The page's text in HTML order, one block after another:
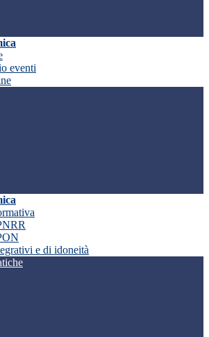
eventi
e di idoneità